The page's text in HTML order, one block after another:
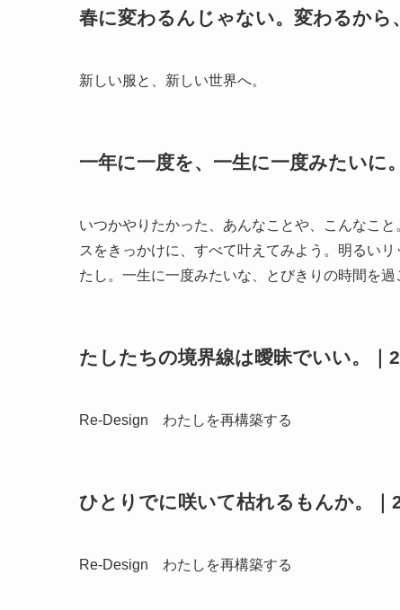
春に変わるんじゃない。変わるから
新しい服と、新しい世界へ。
一年に一度を、一生に一度みたいに
いつかやりたかった、あんなことや、こんなこ
スをきっかけに、すべて叶えてみよう。明るい
たし。一生に一度みたいな、とびきりの時間を
たしたちの境界線は曖昧でいい。｜
Re-Design わたしを再構築する
ひとりでに咲いて枯れるもんか。｜
Re-Design わたしを再構築する